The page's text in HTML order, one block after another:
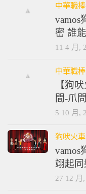
中華職棒
vamos
密 誰
11 4 月,
中華職棒
【狗
間-爪
5 10 月,
狗吠火車
vamos
翊起同
27 12 月